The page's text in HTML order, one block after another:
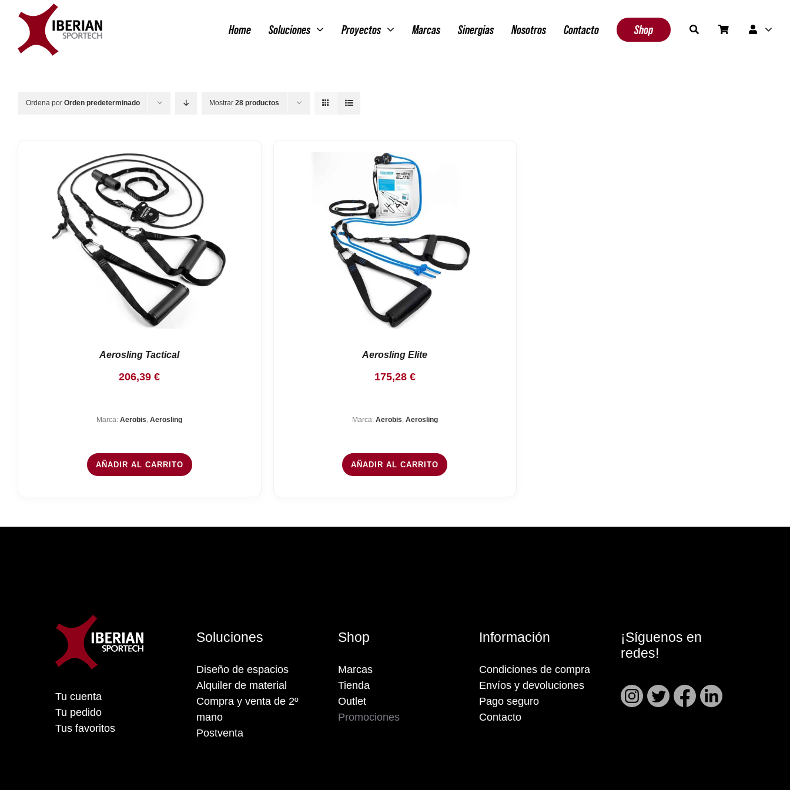
contenido
Home Soluciones Proyectos Marcas Sinergias Nosotros Contacto Shop
Ordena por Orden predeterminado Mostrar 28 productos
Aerosling Tactical
206,39€
Marca:Aerobis,Aerosling
AÑADIR AL CARRITO
Aerosling Elite
175,28 €
Marca: Aerobis, Aerosling
AÑADIR AL CARRITO
Tu cuenta
Tu pedido
Tus favoritos
Soluciones
Diseño de espacios
Alquiler de material
Compra y venta de 2º
mano
Postventa
Shop
Marcas
Tienda
Outlet
Promociones
Información
Condiciones de compra
Envíos y devoluciones
Pago seguro
Contacto
¡Síguenos en
redes!